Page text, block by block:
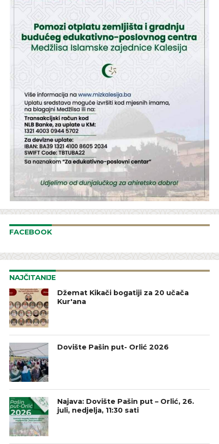
FACEBOOK
NAJČITANIJE
Džemat Kikači bogatiji za 20 učača
Kur'ana
Dovište Pašin put- Orlić 2026
Najava: Dovište Pašin put – Orlić, 26.
juli, nedjelja, 11:30 sati